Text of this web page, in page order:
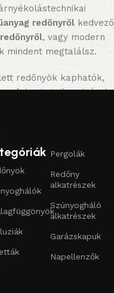
redőnyrőlkedvező
, vagy modern
mindent megtalálsz.
redőnyök kaphatók,
is: gurtnik, zsinórok,
hogy otthonod
választani?
az alumínium
hosszú élettartam.
egyenesen az
Pergolák
Redőny
alkatrészek
Szúnyogháló
alkatrészek
Garázskapuk
Napellenzők